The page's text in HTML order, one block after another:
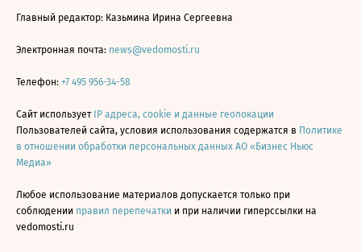
Главный редактор: Казьмина Ирина Сергеевна
Электронная почта: news@vedomosti.ru
Телефон: +7 495 956-34-58
Сайт использует IP адреса, cookie и данные геолокации
Пользователей сайта, условия использования содержатся в Политике
в отношении обработки персональных данных АО «Бизнес Ньюс
Медиа»
Любое использование материалов допускается только при
соблюдении правил перепечатки и при наличии гиперссылки на
vedomosti.ru